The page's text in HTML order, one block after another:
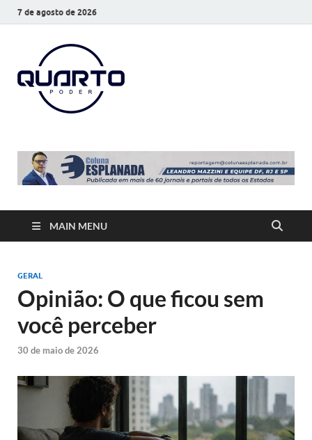
7 de agosto de 2026
MAIN MENU
GERAL
Opinião: O que ficou sem
você perceber
30 de maio de 2026